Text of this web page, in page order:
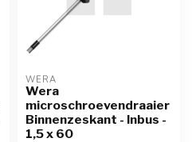
WERA
Wera
microschroevendraaier
Binnenzeskant - Inbus -
1,5 x 60